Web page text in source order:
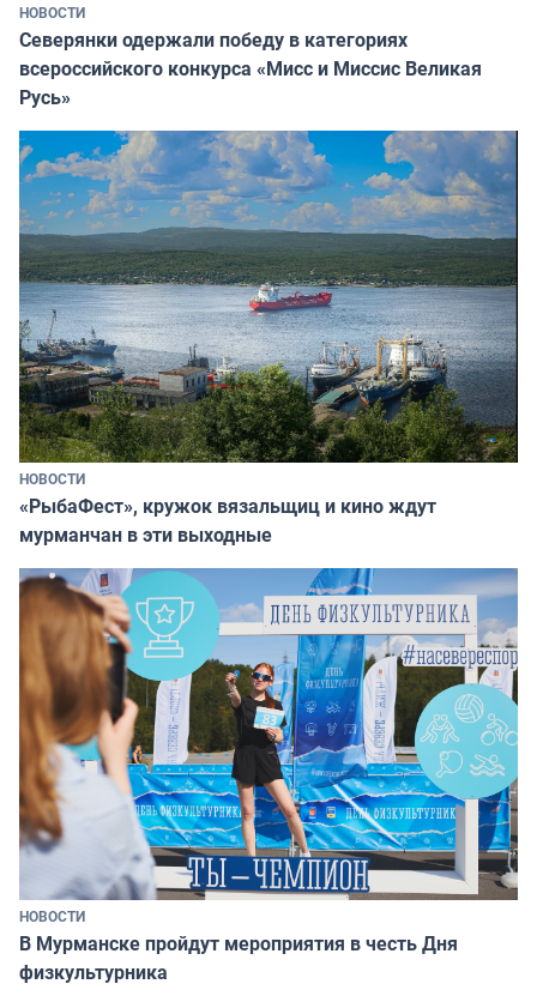
НОВОСТИ
Северянки одержали победу в категориях
всероссийского конкурса «Мисс и Миссис Великая
Русь»
НОВОСТИ
«РыбаФест», кружок вязальщиц и кино ждут
мурманчан в эти выходные
НОВОСТИ
В Мурманске пройдут мероприятия в честь Дня
физкультурника